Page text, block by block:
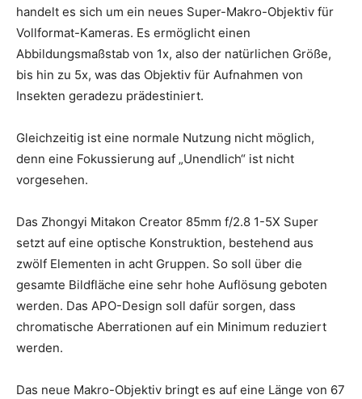
handelt es sich um ein neues Super-Makro-Objektiv für
Vollformat-Kameras. Es ermöglicht einen
Abbildungsmaßstab von 1x, also der natürlichen Größe,
bis hin zu 5x, was das Objektiv für Aufnahmen von
Insekten geradezu prädestiniert.
Gleichzeitig ist eine normale Nutzung nicht möglich,
denn eine Fokussierung auf „Unendlich“ ist nicht
vorgesehen.
Das Zhongyi Mitakon Creator 85mm f/2.8 1-5X Super
setzt auf eine optische Konstruktion, bestehend aus
zwölf Elementen in acht Gruppen. So soll über die
gesamte Bildfläche eine sehr hohe Auflösung geboten
werden. Das APO-Design soll dafür sorgen, dass
chromatische Aberrationen auf ein Minimum reduziert
werden.
Das neue Makro-Objektiv bringt es auf eine Länge von 67